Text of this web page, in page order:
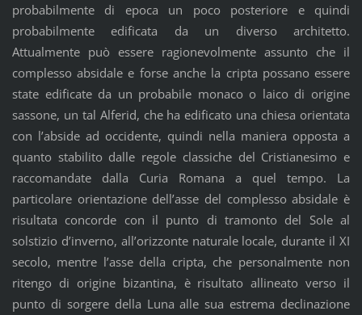
probabilmente di epoca un poco posteriore e quindi
probabilmente edificata da un diverso architetto.
Attualmente può essere ragionevolmente assunto che il
complesso absidale e forse anche la cripta possano essere
state edificate da un probabile monaco o laico di origine
sassone, un tal Alferid, che ha edificato una chiesa orientata
con l’abside ad occidente, quindi nella maniera opposta a
quanto stabilito dalle regole classiche del Cristianesimo e
raccomandate dalla Curia Romana a quel tempo. La
particolare orientazione dell’asse del complesso absidale è
risultata concorde con il punto di tramonto del Sole al
solstizio d’inverno, all’orizzonte naturale locale, durante il XI
secolo, mentre l’asse della cripta, che personalmente non
ritengo di origine bizantina, è risultato allineato verso il
punto di sorgere della Luna alle sua estrema declinazione